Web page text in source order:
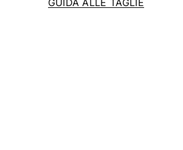
GUIDA ALLE TAGLIE